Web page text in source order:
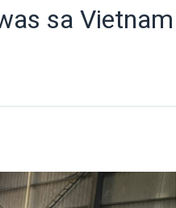
sa Vietnam